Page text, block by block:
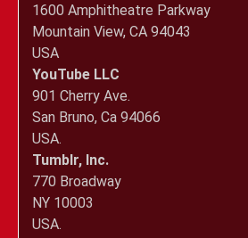
1600 Amphitheatre Parkway
Mountain View, CA 94043
USA
YouTube LLC
901 Cherry Ave.
San Bruno, Ca 94066
USA.
Tumblr, Inc.
770 Broadway
NY 10003
USA.